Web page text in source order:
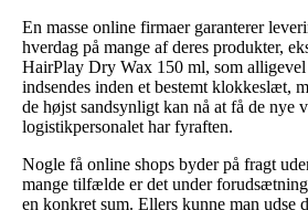
En masse online firmaer garanterer
hverdag på mange af deres produkter,
HairPlay Dry Wax 150 ml, som alligevel
indsendes inden et bestemt klokkeslæt,
de højst sandsynligt kan nå at få de nye
logistikpersonalet har fyraften.
Nogle få online shops byder på fragt
mange tilfælde er det under
en konkret sum. Ellers kunne man udse